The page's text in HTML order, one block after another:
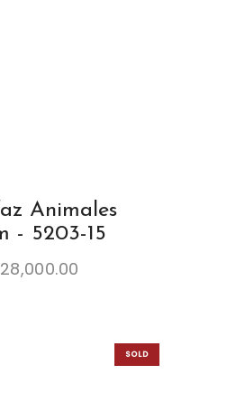
Animales
- 5203-15
28,000.00
SOLD